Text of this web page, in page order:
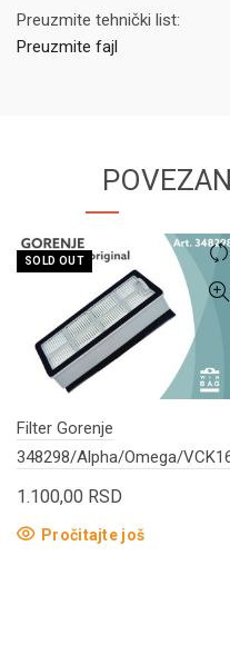
Preuzmite tehnički list:
Preuzmite fajl
SOLD OUT
Filter Gorenje
348298/Alpha/Omega/
1.100,00 RSD
Pročitajte još